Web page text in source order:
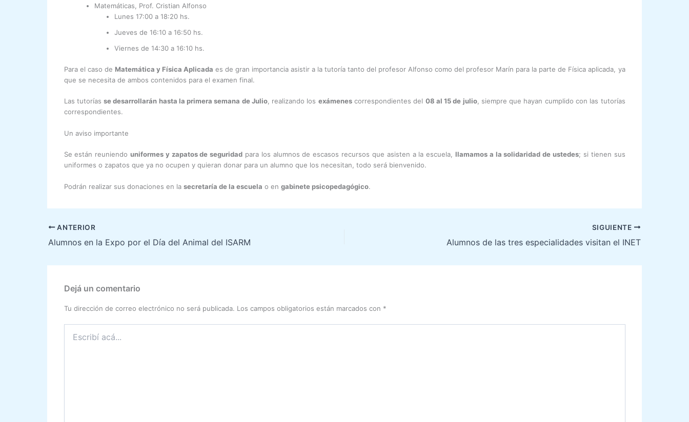
Matemáticas, Prof. Cristian Alfonso
Lunes 17:00 a 18:20 hs.
Jueves de 16:10 a 16:50 hs.
Viernes de 14:30 a 16:10 hs.
Para el caso de Matemática y Física Aplicada es de gran importancia asistir a la tutoría tanto del profesor Alfonso como del profesor Marín para la parte de Física aplicada, ya
que se necesita de ambos contenidos para el examen final.
Las tutoríasse desarrollarán hasta la primera semana de Julio, realizando los exámenescorrespondientes del 08 al 15 de julio, siempre que hayan cumplido con las tutorías
correspondientes.
Un aviso importante
Se están reuniendo uniformes y zapatos de seguridad para los alumnos de escasos recursos que asisten a la escuela, llamamos a la solidaridad de ustedes; si tienen sus
uniformes o zapatos que ya no ocupen y quieran donar para un alumno que los necesitan, todo será bienvenido.
Podrán realizar sus donaciones en la secretaría de la escuela o en gabinete psicopedagógico.
ANTERIOR
Alumnos en la Expo por el Día del Animal del ISARM
SIGUIENTE
Alumnos de las tres especialidades visitan el INET
Dejá un comentario
Tu dirección de correo electrónico no será publicada. Los campos obligatorios están marcados con *
acá...